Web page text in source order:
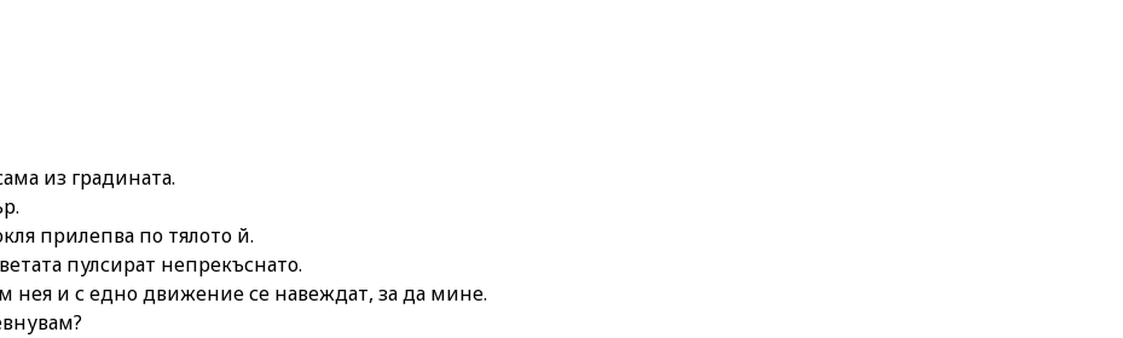
из градината.
прилепва по тялото й.
пулсират непрекъснато.
нея и с едно движение се навеждат, за да мине.